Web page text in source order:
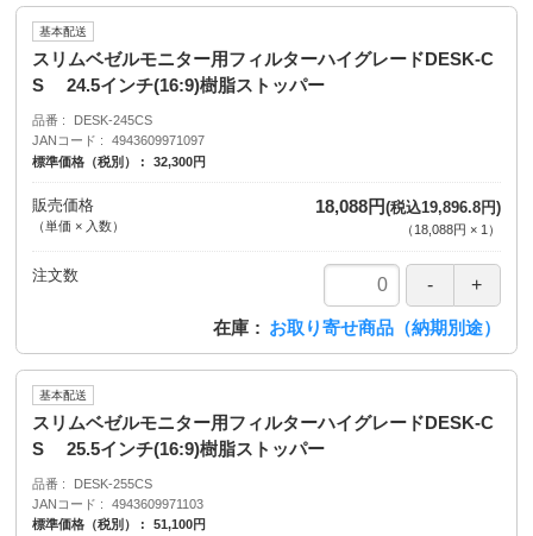
基本配送
スリムベゼルモニター用フィルターハイグレードDESK-C
S 24.5インチ(16:9)樹脂ストッパー
品番
DESK-245CS
JANコード
4943609971097
標準価格（税別）
32,300円
販売価格
（単価 × 入数）
18,088円(税込19,896.8円)
（ 18,088円 × 1 ）
注文数
在庫 お取り寄せ商品（納期別途）
基本配送
スリムベゼルモニター用フィルターハイグレードDESK-C
S 25.5インチ(16:9)樹脂ストッパー
品番
DESK-255CS
JANコード
4943609971103
標準価格（税別）
51,100円